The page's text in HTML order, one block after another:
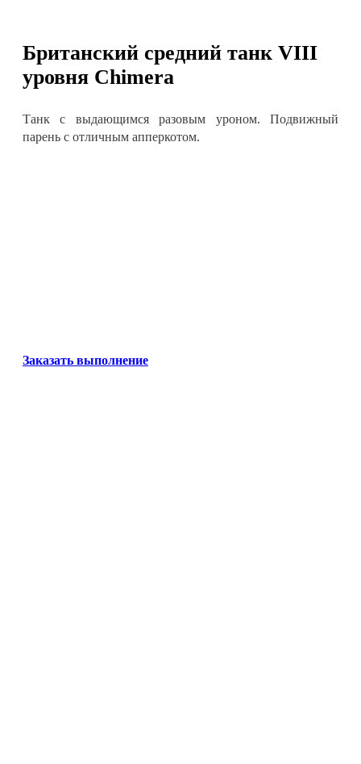
Британский средний танк VIII
уровня Chimera
Танк с выдающимся разовым уроном. Подвижный
парень с отличным апперкотом.
Заказать выполнение